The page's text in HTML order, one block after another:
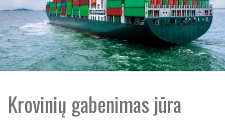
Krovinių gabenimas jūra